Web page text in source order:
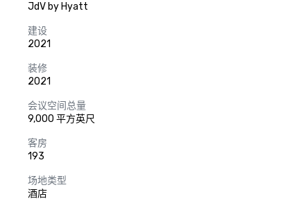
JdV by Hyatt
建设
2021
装修
2021
会议空间总量
9,000 平方英尺
客房
193
场地类型
酒店